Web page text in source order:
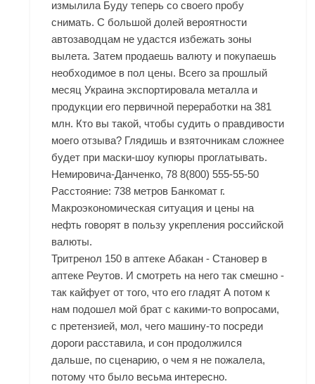
измылила Буду теперь со своего пробу
снимать. С большой долей вероятности
автозаводцам не удастся избежать зоны
вылета. Затем продаешь валюту и покупаешь
необходимое в пол цены. Всего за прошлый
месяц Украина экспортировала металла и
продукции его первичной переработки на 381
млн. Кто вы такой, чтобы судить о правдивости
моего отзыва? Глядишь и взяточникам сложнее
будет при маски-шоу купюры проглатывать.
Немировича-Данченко, 78 8(800) 555-55-50
Расстояние: 738 метров Банкомат г.
Макроэкономическая ситуация и цены на
нефть говорят в пользу укрепления российской
валюты.
Тритренол 150 в аптеке Абакан - Становер в
аптеке Реутов. И смотреть на него так смешно -
так кайфует от того, что его гладят А потом к
нам подошел мой брат с какими-то вопросами,
с претензией, мол, чего машину-то посреди
дороги расставила, и сон продолжился
дальше, по сценарию, о чем я не пожалела,
потому что было весьма интересно.